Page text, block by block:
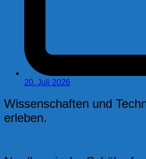
20. Juli 2026
Wissenschaften und
erleben.